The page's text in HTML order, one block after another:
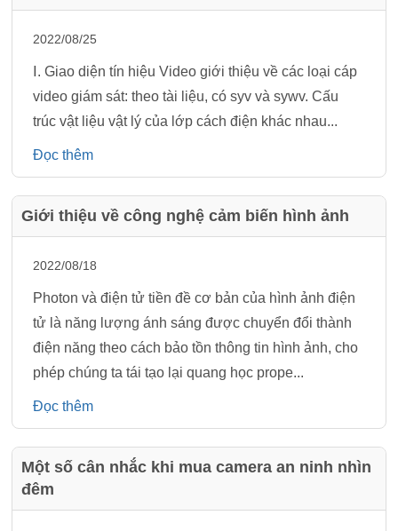
2022/08/25
Ⅰ. Giao diện tín hiệu Video giới thiệu về các loại cáp
video giám sát: theo tài liệu, có syv và sywv. Cấu
trúc vật liệu vật lý của lớp cách điện khác nhau...
Đọc thêm
Giới thiệu về công nghệ cảm biến hình ảnh
2022/08/18
Photon và điện tử tiền đề cơ bản của hình ảnh điện
tử là năng lượng ánh sáng được chuyển đổi thành
điện năng theo cách bảo tồn thông tin hình ảnh, cho
phép chúng ta tái tạo lại quang học prope...
Đọc thêm
Một số cân nhắc khi mua camera an ninh nhìn
đêm